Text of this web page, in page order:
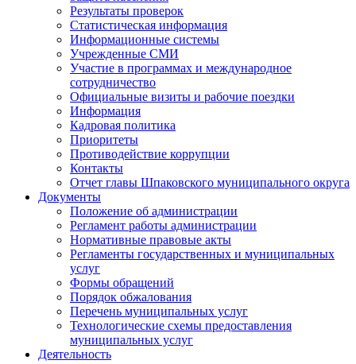
Результаты проверок
Статистическая информация
Информационные системы
Учрежденные СМИ
Участие в программах и международное
сотрудничество
Официальные визиты и рабочие поездки
Информация
Кадровая политика
Приоритеты
Противодействие коррупции
Контакты
Отчет главы Шпаковского муниципального округа
Документы
Положение об администрации
Регламент работы администрации
Нормативные правовые акты
Регламенты государственных и муниципальных
услуг
Формы обращений
Порядок обжалования
Перечень муниципальных услуг
Технологические схемы предоставления
муниципальных услуг
Деятельность